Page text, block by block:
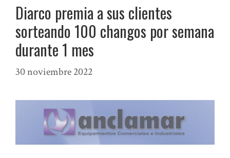
Diarco premia a sus clientes
sorteando 100 changos por semana
durante 1 mes
30 noviembre 2022